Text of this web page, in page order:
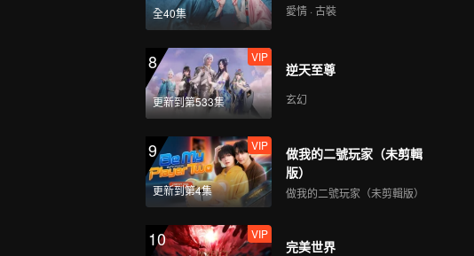
全40集 愛情 · 古裝
8
更新到第533集
VIP
逆天至尊
玄幻
9
更新到第4集
VIP
做我的二號玩家（未剪輯
版）
做我的二號玩家（未剪輯版）
10 VIP
完美世界